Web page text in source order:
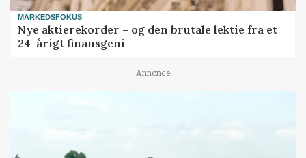
MARKEDSFOKUS
Nye aktierekorder – og den brutale lektie fra et
24-årigt finansgeni
Annonce